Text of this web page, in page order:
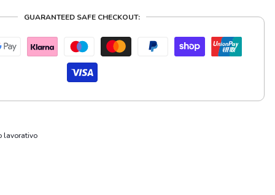
GUARANTEED SAFE CHECKOUT:
lavorativo